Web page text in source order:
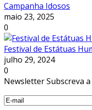
Campanha Idosos
maio 23, 2025
0
Festival de Estátuas
julho 29, 2024
0
NewsletterSubscreva